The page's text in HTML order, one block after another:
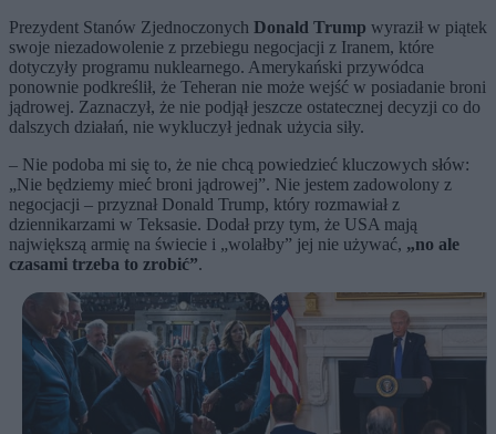
Prezydent Stanów Zjednoczonych Donald Trump wyraził w piątek
swoje niezadowolenie z przebiegu negocjacji z Iranem, które
dotyczyły programu nuklearnego. Amerykański przywódca
ponownie podkreślił, że Teheran nie może wejść w posiadanie broni
jądrowej. Zaznaczył, że nie podjął jeszcze ostatecznej decyzji co do
dalszych działań, nie wykluczył jednak użycia siły.
– Nie podoba mi się to, że nie chcą powiedzieć kluczowych słów:
„Nie będziemy mieć broni jądrowej”. Nie jestem zadowolony z
negocjacji – przyznał Donald Trump, który rozmawiał z
dziennikarzami w Teksasie. Dodał przy tym, że USA mają
największą armię na świecie i „wolałby” jej nie używać, „no ale
czasami trzeba to zrobić”.